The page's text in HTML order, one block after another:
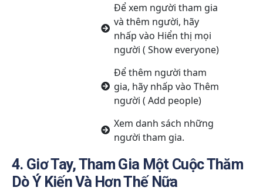
Để xem người tham gia
và thêm người, hãy
nhấp vào Hiển thị mọi
người ( Show everyone)
Để thêm người tham
gia, hãy nhấp vào Thêm
người ( Add people)
Xem danh sách những
người tham gia.
4. Giơ Tay, Tham Gia Một Cuộc Thăm
Dò Ý Kiến Và Hơn Thế Nữa